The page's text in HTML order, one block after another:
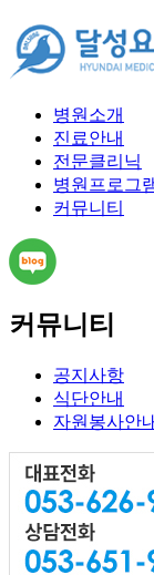
병원소개
진료안내
전문클리닉
병원프로그
커뮤니티
커뮤니티
공지사항
식단안내
자원봉사안